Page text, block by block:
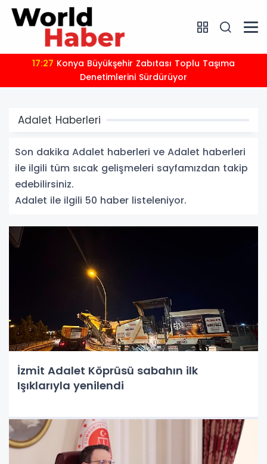
17:24 2 milyona yakın aday bu testi çözdü…
Adalet Haberleri
Son dakika Adalet haberleri ve Adalet haberleri
ile ilgili tüm sıcak gelişmeleri sayfamızdan takip
edebilirsiniz.
Adalet ile ilgili 50 haber listeleniyor.
İzmit Adalet Köprüsü sabahın ilk
Işıklarıyla yenilendi